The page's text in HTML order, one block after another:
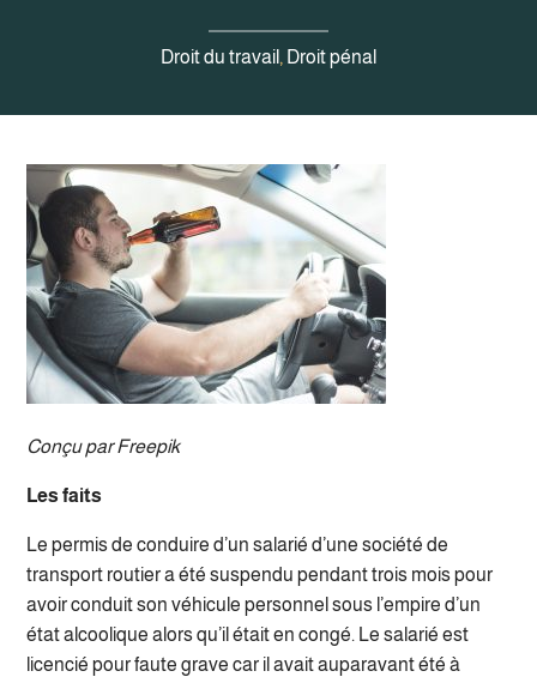
Droit du travail , Droit pénal
Conçu par Freepik
Les faits
Le permis de conduire d’un salarié d’une société de
transport routier a été suspendu pendant trois mois pour
avoir conduit son véhicule personnel sous l’empire d’un
état alcoolique alors qu’il était en congé. Le salarié est
licencié pour faute grave car il avait auparavant été à